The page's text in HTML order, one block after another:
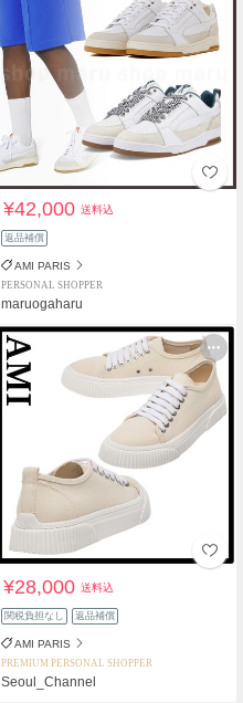
¥42,000送料込
返品補償
AMI PARIS
PERSONAL SHOPPER
maruogaharu
¥28,000送料込
関税負担なし 返品補償
AMI PARIS
PREMIUM PERSONAL SHOPPER
Seoul_Channel